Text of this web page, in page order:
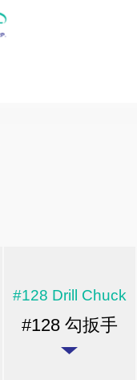
#128 Drill Chuck
#128 勾扳手